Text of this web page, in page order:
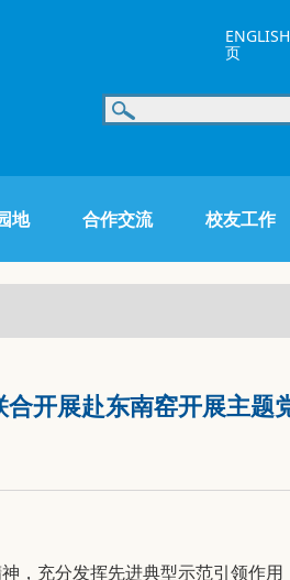
ENGLISH
页
地 合作交流 校友工作
开展赴东南窑开展主题
，充分发挥先进典型示范引领作用